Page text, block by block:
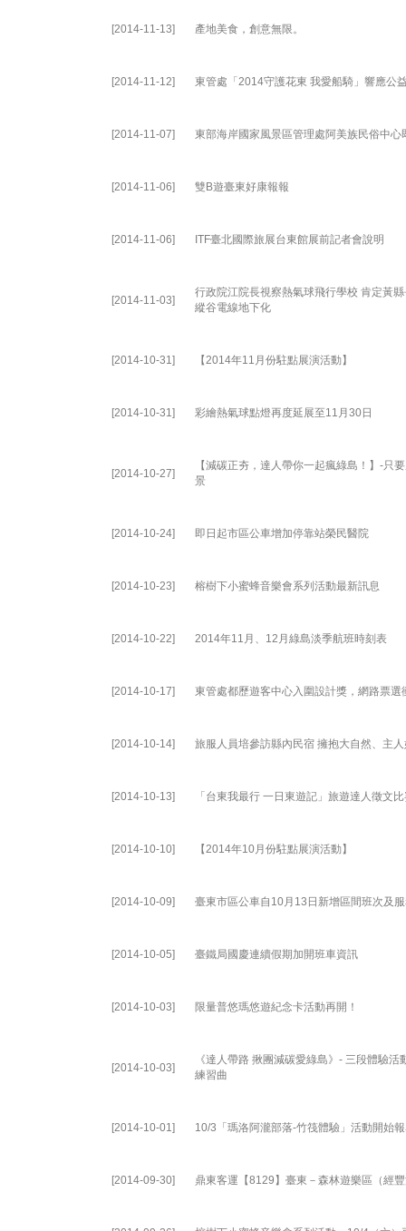
[2014-11-13] 產地美食，創意無限。
[2014-11-12] 東管處「2014守護花東 我愛船騎」響應公
[2014-11-07] 東部海岸國家風景區管理處阿美族民俗中
[2014-11-06] 雙B遊臺東好康報報
[2014-11-06] ITF臺北國際旅展台東館展前記者會說明
[2014-11-03]
行政院江院長視察熱氣球飛行學校 肯定黃
縱谷電線地下化
[2014-10-31] 【2014年11月份駐點展演活動】
[2014-10-31] 彩繪熱氣球點燈再度延展至11月30日
[2014-10-27]
【減碳正夯，達人帶你一起瘋綠島！】-只
景
[2014-10-24] 即日起市區公車增加停靠站榮民醫院
[2014-10-23] 榕樹下小蜜蜂音樂會系列活動最新訊息
[2014-10-22] 2014年11月、12月綠島淡季航班時刻表
[2014-10-17] 東管處都歷遊客中心入圍設計獎，網路票選
[2014-10-14] 旅服人員培參訪縣內民宿 擁抱大自然、主
[2014-10-13] 「台東我最行 一日東遊記」旅遊達人徵文
[2014-10-10] 【2014年10月份駐點展演活動】
[2014-10-09] 臺東市區公車自10月13日新增區間班次及
[2014-10-05] 臺鐵局國慶連續假期加開班車資訊
[2014-10-03] 限量普悠瑪悠遊紀念卡活動再開！
[2014-10-03]
《達人帶路 揪團減碳愛綠島》- 三段體驗
練習曲
[2014-10-01] 10/3「瑪洛阿瀧部落-竹筏體驗」活動開始
[2014-09-30] 鼎東客運【8129】臺東－森林遊樂區（經